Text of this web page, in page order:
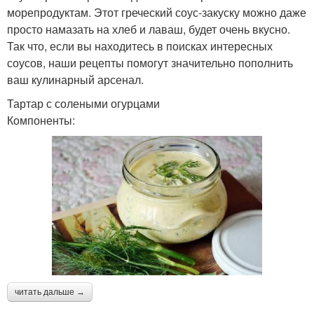
морепродуктам. Этот греческий соус-закуску можно даже
просто намазать на хлеб и лаваш, будет очень вкусно.
Так что, если вы находитесь в поисках интересных
соусов, наши рецепты помогут значительно пополнить
ваш кулинарный арсенал.
Тартар с солеными огурцами
Компоненты:
читать дальше →